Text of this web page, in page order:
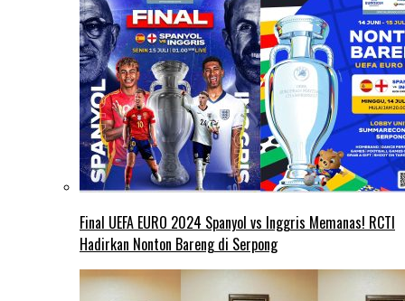
Final UEFA EURO 2024 Spanyol vs Inggris Memanas! RCTI
Hadirkan Nonton Bareng di Serpong